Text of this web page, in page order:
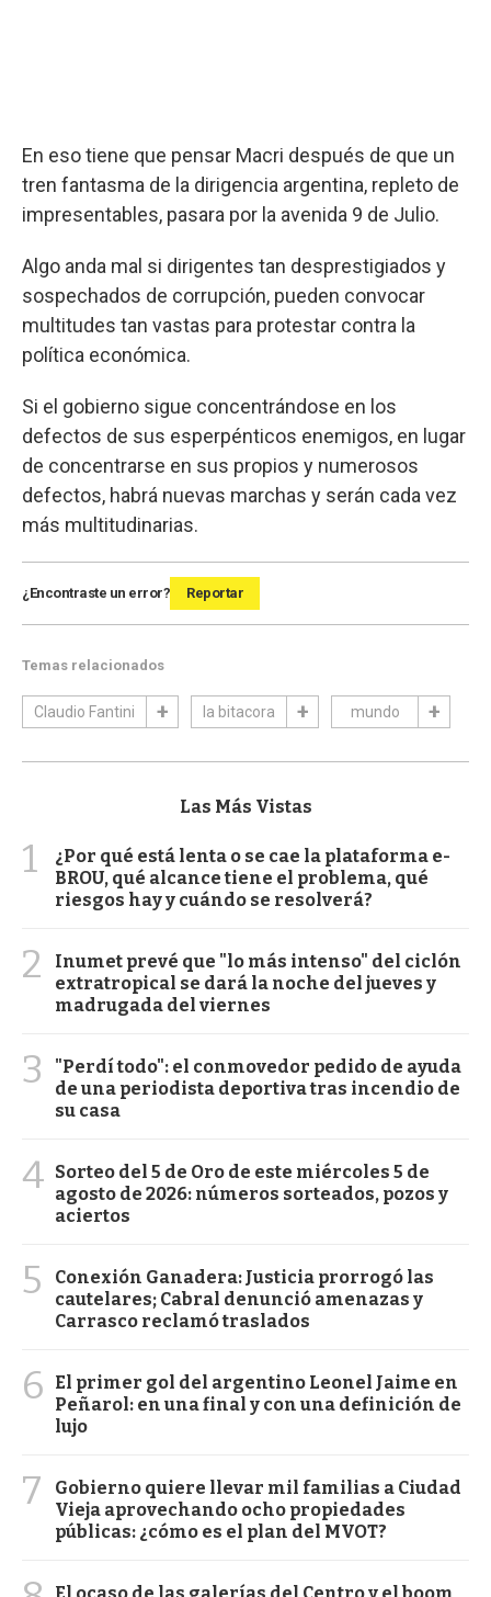
En eso tiene que pensar Macri después de que un
tren fantasma de la dirigencia argentina, repleto de
impresentables, pasara por la avenida 9 de Julio.
Algo anda mal si dirigentes tan desprestigiados y
sospechados de corrupción, pueden convocar
multitudes tan vastas para protestar contra la
política económica.
Si el gobierno sigue concentrándose en los
defectos de sus esperpénticos enemigos, en lugar
de concentrarse en sus propios y numerosos
defectos, habrá nuevas marchas y serán cada vez
más multitudinarias.
¿Encontraste un error? Reportar
Temas relacionados
Claudio Fantini la bitacora mundo
Las Más Vistas
1
¿Por qué está lenta o se cae la plataforma e-
BROU, qué alcance tiene el problema, qué
riesgos hay y cuándo se resolverá?
2
Inumet prevé que "lo más intenso" del ciclón
extratropical se dará la noche del jueves y
madrugada del viernes
3
"Perdí todo": el conmovedor pedido de ayuda
de una periodista deportiva tras incendio de
su casa
4 Sorteo del 5 de Oro de este miércoles 5 de
agosto de 2026: números sorteados, pozos y
aciertos
5
Conexión Ganadera: Justicia prorrogó las
cautelares; Cabral denunció amenazas y
Carrasco reclamó traslados
6
El primer gol del argentino Leonel Jaime en
Peñarol: en una final y con una definición de
lujo
7
Gobierno quiere llevar mil familias a Ciudad
Vieja aprovechando ocho propiedades
públicas: ¿cómo es el plan del MVOT?